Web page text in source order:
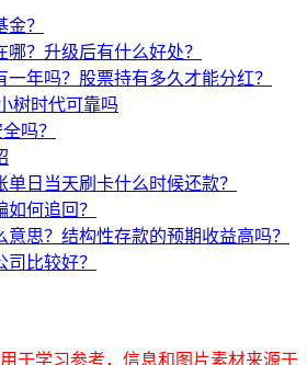
？
？升级后有什么好处？
一年吗？股票持有多久才能分红？
树时代可靠吗
吗？
单日当天刷卡什么时候还款？
何追回？
思？结构性存款的预期收益高吗？
比较好？
于学习参考，信息和图片素材来源于